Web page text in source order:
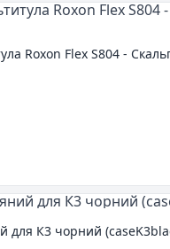
Roxon Flex S804 -
для К3 чорний